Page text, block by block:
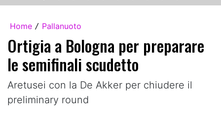
Home / Pallanuoto
Ortigia a Bologna per preparare
le semifinali scudetto
Aretusei con la De Akker per chiudere il
preliminary round